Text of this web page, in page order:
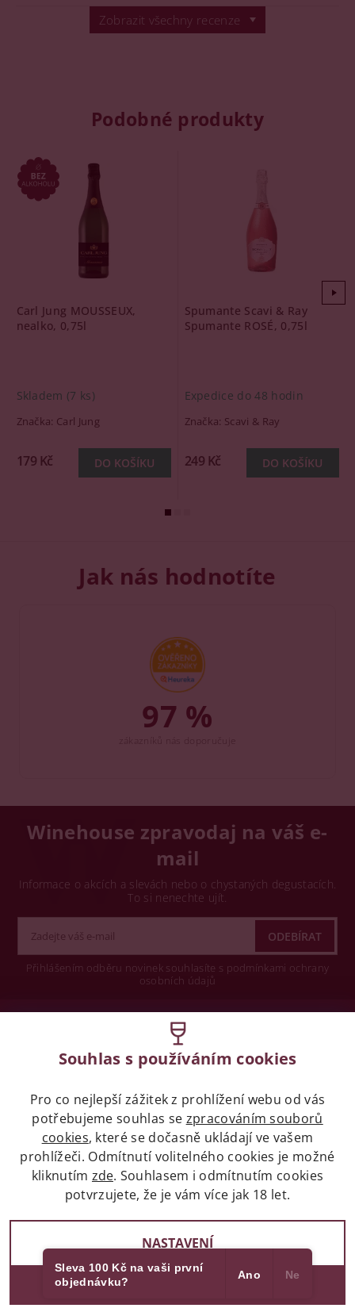
Zobrazit všechny recenze
Podobné produkty
Carl Jung MOUSSEUX,
nealko, 0,75l
Skladem (7 ks)
Značka: Carl Jung
179 Kč
Spumante Scavi & Ray
Spumante ROSÉ, 0,75l
Expedice do 48 hodin
Značka: Scavi & Ray
249 Kč
Jak nás hodnotíte
97 %
Winehouse zpravodaj na váš e-
mail
Informace o akcích a slevách nebo o chystaných degustacích.
To si nenechte ujít.
Přihlášením odběru novinek souhlasíte s podmínkami ochrany
osobních údajů
Legislativa
Zákaz prodeje alkoholických nápojů osobám
mladších 18 let.
Naše služby
2017 - 2026 © winehouse.cz, všechna práva vyhrazena
Souhlas s používáním cookies
Pro co nejlepší zážitek z prohlížení webu od vás
potřebujeme souhlas se zpracováním souborů
cookies, které se dočasně ukládají ve vašem
prohlížeči. Odmítnutí volitelného cookies je možné
kliknutím zde. Souhlasem i odmítnutím cookies
potvrzujete, že je vám více jak 18 let.
NASTAVENÍ
Sleva 100 Kč na vaši první
objednávku?
Ano Ne